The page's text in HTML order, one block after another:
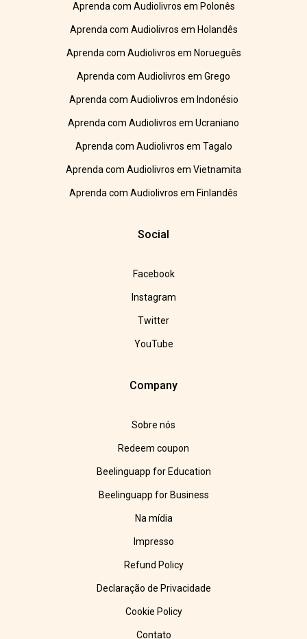
Aprenda com Audiolivros em Polonês
Aprenda com Audiolivros em Holandês
Aprenda com Audiolivros em Norueguês
Aprenda com Audiolivros em Grego
Aprenda com Audiolivros em Indonésio
Aprenda com Audiolivros em Ucraniano
Aprenda com Audiolivros em Tagalo
Aprenda com Audiolivros em Vietnamita
Aprenda com Audiolivros em Finlandês
Social
Facebook
Instagram
Twitter
YouTube
Company
Sobre nós
Redeem coupon
Beelinguapp for Education
Beelinguapp for Business
Na mídia
Impresso
Refund Policy
Declaração de Privacidade
Cookie Policy
Contato